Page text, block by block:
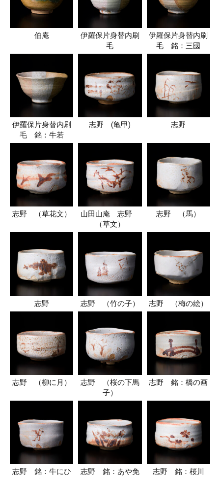
伯庵
伊羅保片身替内刷
毛
伊羅保片身替内刷
毛 銘：三國
伊羅保片身替内刷
毛 銘：牛若
志野 (亀甲) 志野
志野 （草花文）
山田山庵 志野
（草文）
志野 （馬）
志野 志野 （竹の子） 志野 （梅の絵）
志野 （柳に月）
志野 （桜の下馬
子）
志野 銘：橋の画
志野 銘：牛にひ
志野 銘：あや免 志野 銘：桜川